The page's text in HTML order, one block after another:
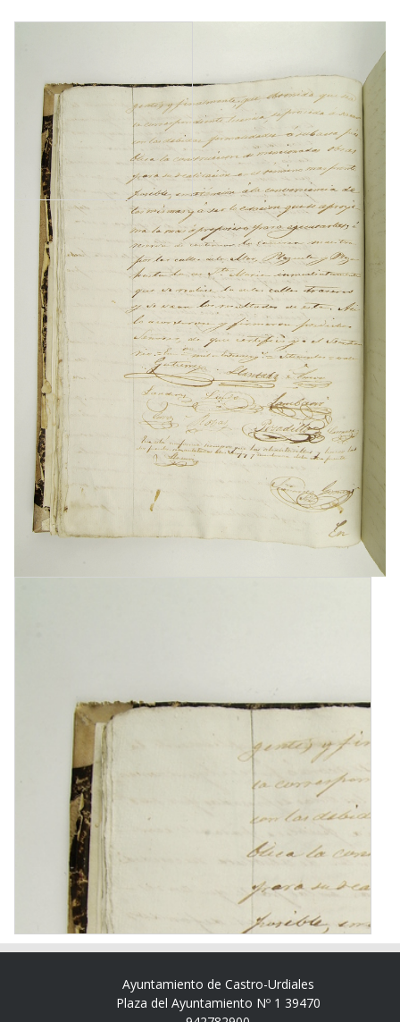
Ayuntamiento de Castro-Urdiales
Plaza del Ayuntamiento Nº 1 39470